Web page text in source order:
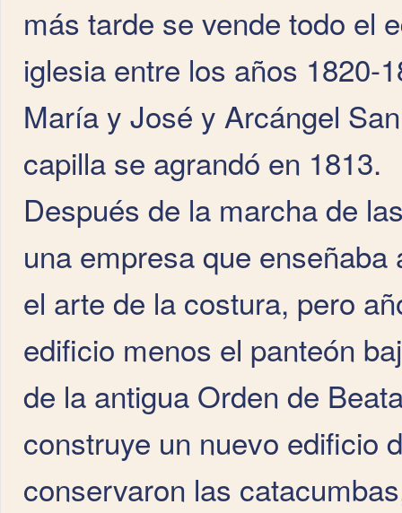
más tarde se vende todo el
iglesia entre los años 1820-
María y José y Arcángel
capilla se agrandó en 1813.
Después de la marcha de
una empresa que
el arte de la costura, pero
edificio menos el panteón
de la antigua Orden de
construye un nuevo edificio
conservaron las